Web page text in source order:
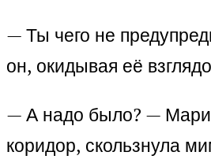
— Ты чего не
он, окидывая её
— А надо было? —
коридор, скользнула